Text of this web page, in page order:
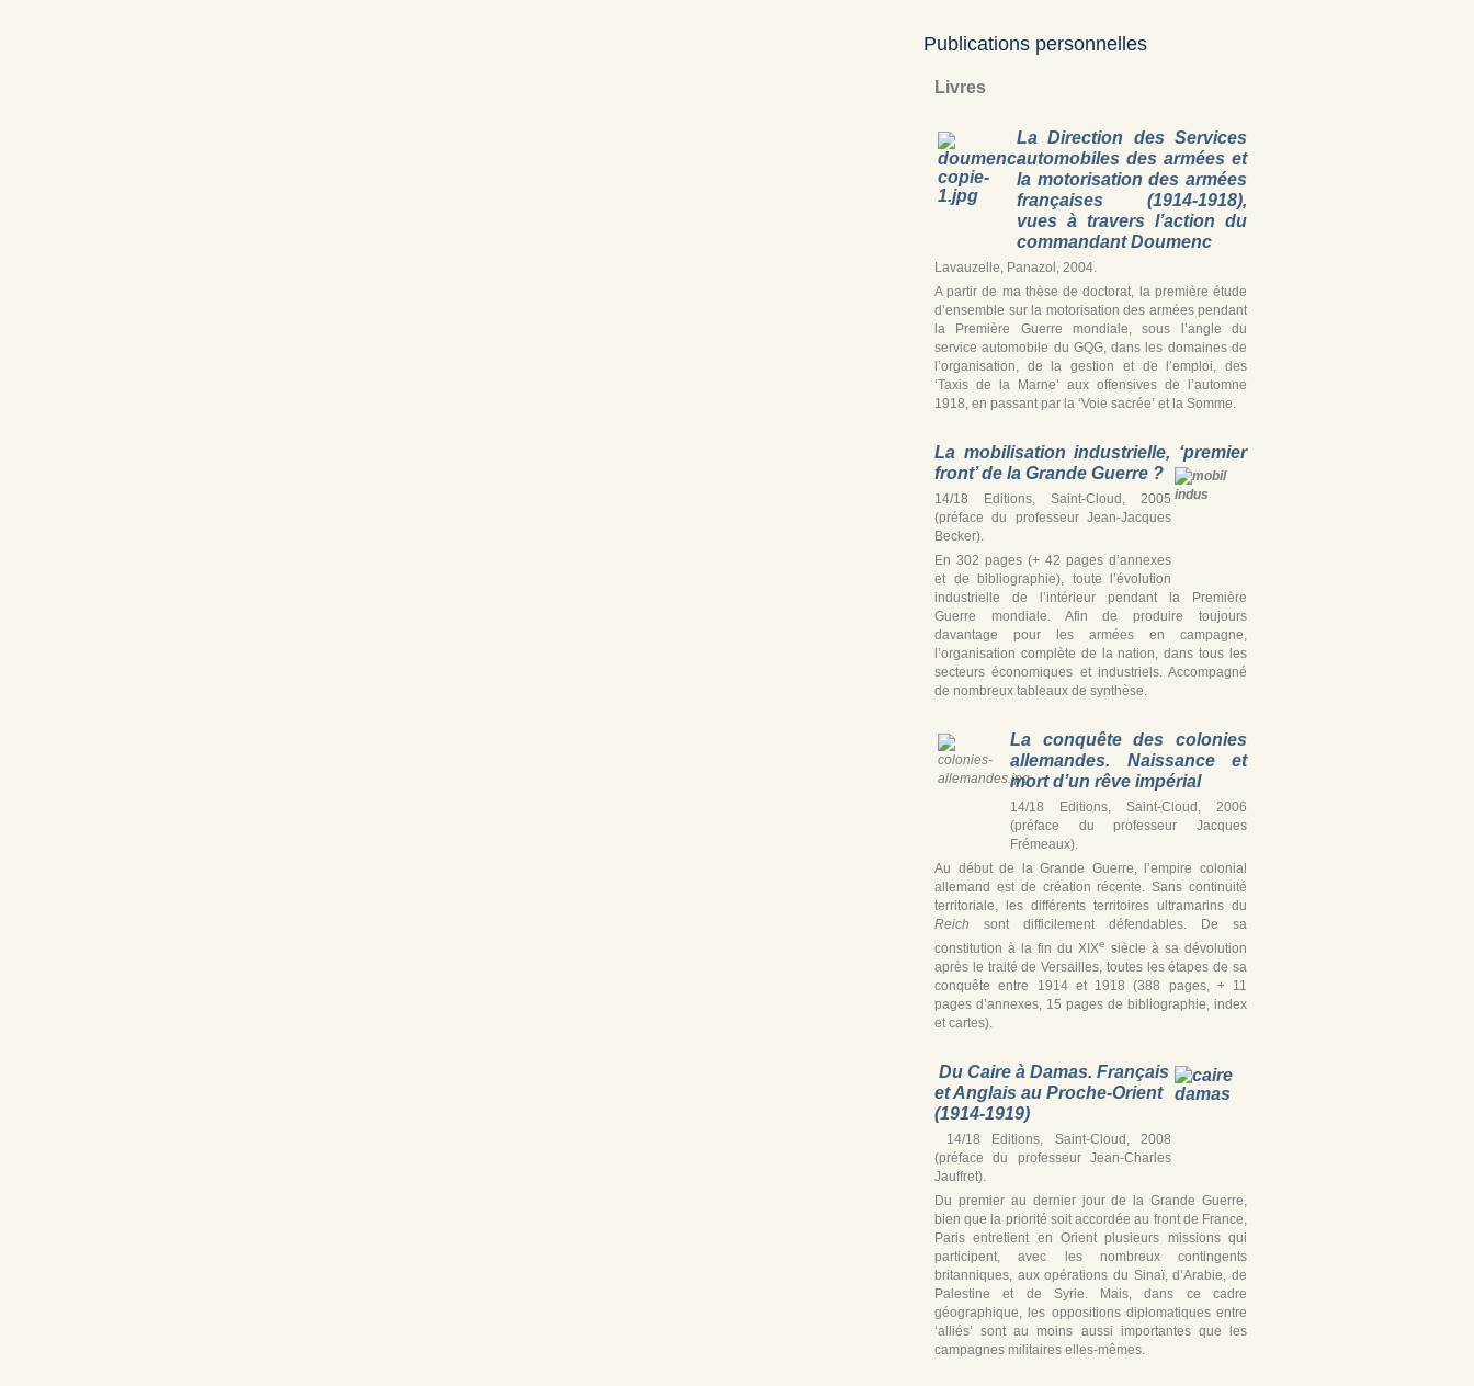
Publications personnelles
Livres
La Direction des Services
automobiles des armées et
la motorisation des armées
françaises (1914-1918),
vues à travers l’action du
commandant Doumenc
Lavauzelle, Panazol, 2004.
A partir de ma thèse de doctorat, la première étude
d’ensemble sur la motorisation des armées pendant
la Première Guerre mondiale, sous l’angle du
service automobile du GQG, dans les domaines de
l’organisation, de la gestion et de l’emploi, des
‘Taxis de la Marne’ aux offensives de l’automne
1918, en passant par la ‘Voie sacrée’ et la Somme.
La mobilisation industrielle, ‘premier
front’ de la Grande Guerre ?
14/18 Editions, Saint-Cloud, 2005
(préface du professeur Jean-Jacques
Becker).
En 302 pages (+ 42 pages d’annexes
et de bibliographie), toute l’évolution
industrielle de l’intérieur pendant la Première
Guerre mondiale. Afin de produire toujours
davantage pour les armées en campagne,
l’organisation complète de la nation, dans tous les
secteurs économiques et industriels. Accompagné
de nombreux tableaux de synthèse.
La conquête des colonies
allemandes. Naissance et
mort d’un rêve impérial
14/18 Editions, Saint-Cloud, 2006
(préface du professeur Jacques
Frémeaux).
Au début de la Grande Guerre, l’empire colonial
allemand est de création récente. Sans continuité
territoriale, les différents territoires ultramarins du
Reich sont difficilement défendables. De sa
constitution à la fin du XIXe siècle à sa dévolution
après le traité de Versailles, toutes les étapes de sa
conquête entre 1914 et 1918 (388 pages, + 11
pages d’annexes, 15 pages de bibliographie, index
et cartes).
Du Caire à Damas. Français
et Anglais au Proche-Orient
(1914-1919)
14/18 Editions, Saint-Cloud, 2008
(préface du professeur Jean-Charles
Jauffret).
Du premier au dernier jour de la Grande Guerre,
bien que la priorité soit accordée au front de France,
Paris entretient en Orient plusieurs missions qui
participent, avec les nombreux contingents
britanniques, aux opérations du Sinaï, d’Arabie, de
Palestine et de Syrie. Mais, dans ce cadre
géographique, les oppositions diplomatiques entre
‘alliés’ sont au moins aussi importantes que les
campagnes militaires elles-mêmes.